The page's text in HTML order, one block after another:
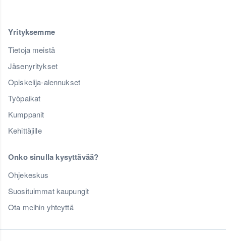
Yrityksemme
Tietoja meistä
Jäsenyritykset
Opiskelija-alennukset
Työpaikat
Kumppanit
Kehittäjille
Onko sinulla kysyttävää?
Ohjekeskus
Suosituimmat kaupungit
Ota meihin yhteyttä